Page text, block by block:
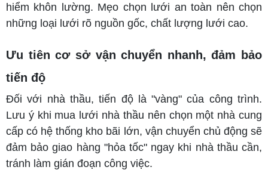
hiểm khôn lường. Mẹo chọn lưới an toàn nên chọn
những loại lưới rõ nguồn gốc, chất lượng lưới cao.
Ưu tiên cơ sở vận chuyển nhanh, đảm bảo
tiến độ
Đối với nhà thầu, tiến độ là "vàng" của công trình.
Lưu ý khi mua lưới nhà thầu nên chọn một nhà cung
cấp có hệ thống kho bãi lớn, vận chuyển chủ động sẽ
đảm bảo giao hàng "hỏa tốc" ngay khi nhà thầu cần,
tránh làm gián đoạn công việc.